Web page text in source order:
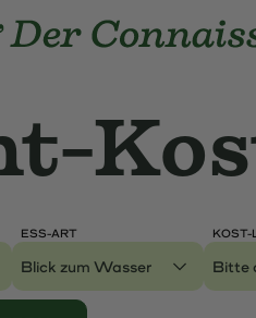
Kost
ESS-ART KOST-